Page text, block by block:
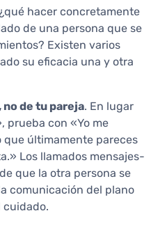
hacer concretamente
de una persona que se
Existen varios
su eficacia una y otra
no de tu pareja. En lugar
prueba con «Yo me
que últimamente pareces
Los llamados mensajes-
que la otra persona se
comunicación del plano
cuidado.